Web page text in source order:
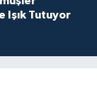
Işık Tutuyor